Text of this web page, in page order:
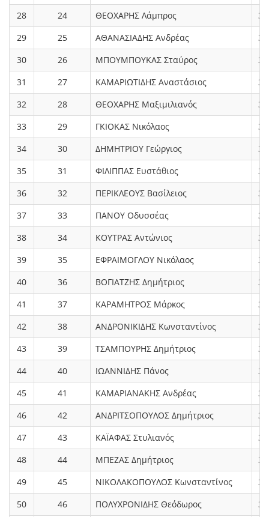
28
24 ΘΕΟΧΑΡΗΣ Λάμπρος
29
25 ΑΘΑΝΑΣΙΑΔΗΣ Ανδρέας
30
26 ΜΠΟΥΜΠΟΥΚΑΣ Σταύρος
31
27 ΚΑΜΑΡΙΩΤΙΔΗΣ Αναστάσιος
32
28 ΘΕΟΧΑΡΗΣ Μαξιμιλιανός
33
29 ΓΚΙΟΚΑΣ Νικόλαος
34
30 ΔΗΜΗΤΡΙΟΥ Γεώργιος
35
31 ΦΙΛΙΠΠΑΣ Ευστάθιος
36
32 ΠΕΡΙΚΛΕΟΥΣ Βασίλειος
37
33 ΠΑΝΟΥ Οδυσσέας
38
34 ΚΟΥΤΡΑΣ Αντώνιος
39
35 ΕΦΡΑΙΜΟΓΛΟΥ Νικόλαος
40
36 ΒΟΓΙΑΤΖΗΣ Δημήτριος
41
37 ΚΑΡΑΜΗΤΡΟΣ Μάρκος
42
38 ΑΝΔΡΟΝΙΚΙΔΗΣ Κωνσταντίνος
43
39 ΤΣΑΜΠΟΥΡΗΣ Δημήτριος
44
40 ΙΩΑΝΝΙΔΗΣ Πάνος
45
41 ΚΑΜΑΡΙΑΝΑΚΗΣ Ανδρέας
46
42 ΑΝΔΡΙΤΣΟΠΟΥΛΟΣ Δημήτριος
47
43 ΚΑΪΑΦΑΣ Στυλιανός
48
44 ΜΠΕΖΑΣ Δημήτριος
49
45 ΝΙΚΟΛΑΚΟΠΟΥΛΟΣ Κωνσταντίνος
50
46 ΠΟΛΥΧΡΟΝΙΔΗΣ Θεόδωρος